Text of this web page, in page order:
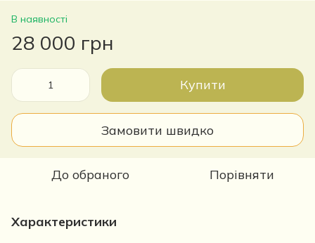
В наявності
28 000 грн
Купити
Замовити швидко
До обраного Порівняти
Характеристики